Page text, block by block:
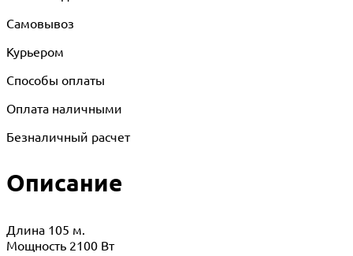
Самовывоз
Курьером
Способы оплаты
Оплата наличными
Безналичный расчет
Описание
Длина 105 м.
Мощность 2100 Вт